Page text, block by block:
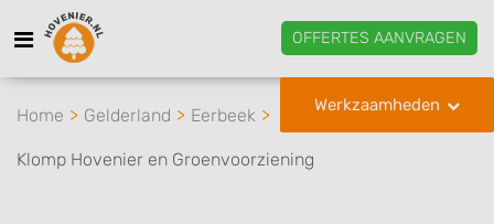
OFFERTES AANVRAGEN
Werkzaamheden
Home Gelderland Eerbeek
Klomp Hovenier en Groenvoorziening